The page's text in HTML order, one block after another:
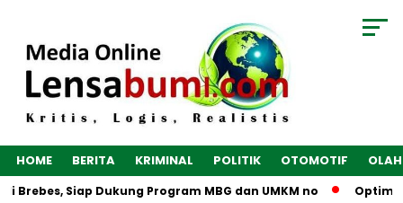
HOME BERITA KRIMINAL POLITIK OTOMOTIF
Siap Dukung Program MBG dan UMKM no